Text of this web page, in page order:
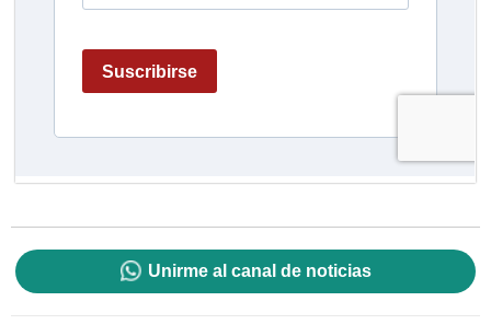
Unirme al canal de noticias